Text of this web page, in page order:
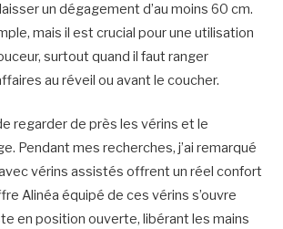
un dégagement d’au moins 60 cm.
mais il est crucial pour une utilisation
surtout quand il faut ranger
au réveil ou avant le coucher.
regarder de près les vérins et le
Pendant mes recherches, j’ai remarqué
vérins assistés offrent un réel confort
Alinéa équipé de ces vérins s’ouvre
en position ouverte, libérant les mains